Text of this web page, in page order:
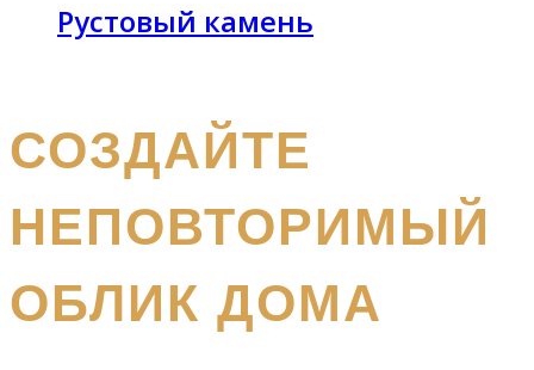
Рустовый камень
СОЗДАЙТЕ
НЕПОВТОРИМЫЙ
ОБЛИК ДОМА